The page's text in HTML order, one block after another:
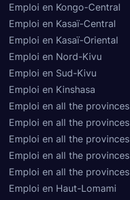
Emploi en Kongo-Central
Emploi en Kasaï-Central
Emploi en Kasaï-Oriental
Emploi en Nord-Kivu
Emploi en Sud-Kivu
Emploi en Kinshasa
Emploi en all the provinces
Emploi en all the provinces
Emploi en all the provinces
Emploi en all the provinces
Emploi en all the provinces
Emploi en Haut-Lomami